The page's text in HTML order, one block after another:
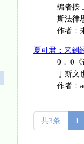
编者按
斯法律
作者：
夏可君：来到
0． 0
于斯文
作者：
共3条 1